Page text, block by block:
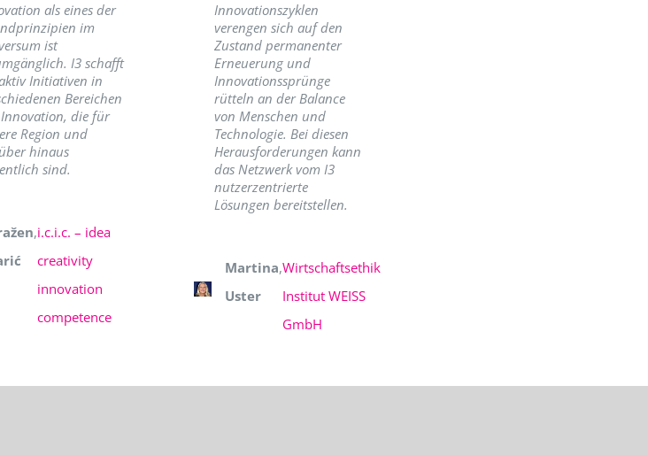
als eines der
im
ist
I3 schafft
Initiativen in
Bereichen
die für
Region und
hinaus
sind.
,i.c.i.c. – idea
creativity
innovation
competence
Innovationszyklen
verengen sich auf den
Zustand permanenter
Erneuerung und
Innovationssprünge
rütteln an der Balance
von Menschen und
Technologie. Bei diesen
Herausforderungen kann
das Netzwerk vom I3
nutzerzentrierte
Lösungen bereitstellen.
Martina
Uster
,Wirtschaftsethik
Institut WEISS
GmbH